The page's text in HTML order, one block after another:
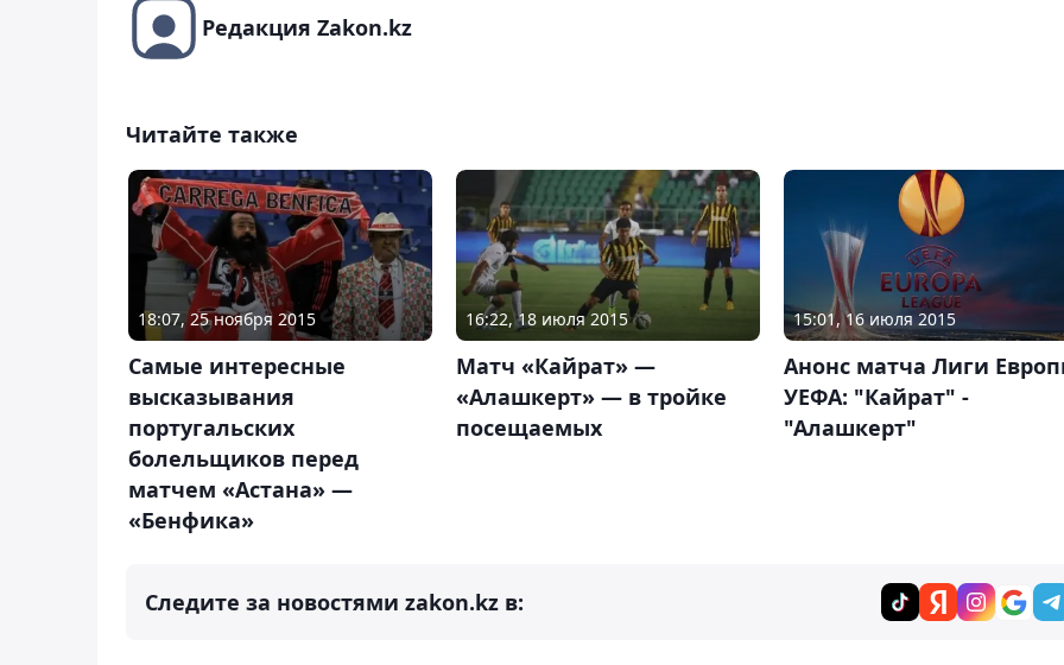
Редакция Zakon.kz
Читайте также
18:07, 25 ноября 2015
Самые интересные
высказывания
португальских
болельщиков перед
матчем «Астана» —
«Бенфика»
16:22, 18 июля 2015
Матч «Кайрат» —
«Алашкерт» — в тройке
посещаемых
15:01, 16 июля 2015
Анонс матча Лиги
УЕФА: "Кайрат" -
"Алашкерт"
Следите за новостями zakon.kz в: